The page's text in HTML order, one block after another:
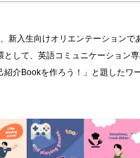
新入生向けオリエンテーションで
として、英語コミュニケーション
紹介Bookを作ろう！」と題したワ